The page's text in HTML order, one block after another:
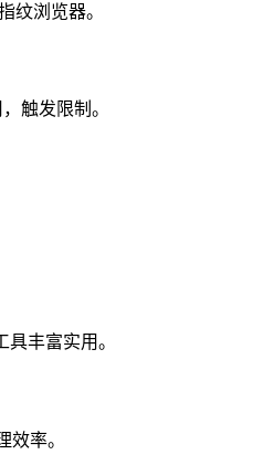
纹浏览器。
触发限制。
丰富实用。
率。